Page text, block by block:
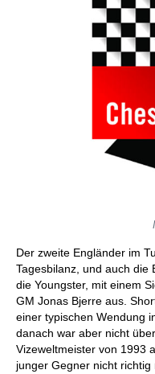
Der zweite Engländer im
Tagesbilanz, und auch die
die Youngster, mit einem
GM Jonas Bjerre aus.
einer typischen Wendung
danach war aber nicht
Vizeweltmeister von 1993
junger Gegner nicht